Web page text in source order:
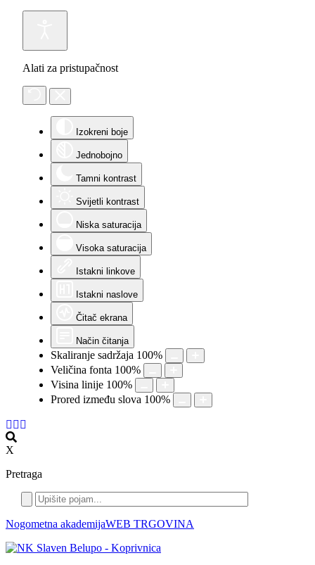
Alati za pristupačnost
Izokreni boje
Jednobojno
Tamni kontrast
Svijetli kontrast
Niska saturacija
Visoka saturacija
Istakni linkove
Istakni naslove
Čitač ekrana
Način čitanja
Skaliranje sadržaja 100%
Veličina fonta 100%
Visina linije 100%
Prored između slova 100%
X
Pretraga
Nogometna akademijaWEB TRGOVINA